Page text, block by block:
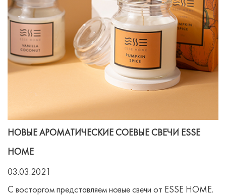
НОВЫЕ АРОМАТИЧЕСКИЕ СОЕВЫЕ СВЕЧИ ESSE
HOME
03.03.2021
С восторгом представляем новые свечи от ESSE HOME.